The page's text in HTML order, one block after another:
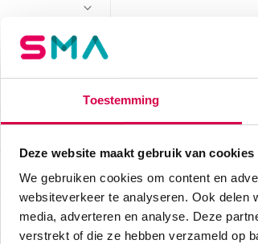
Toestemming
Deze website maakt gebruik van cookies
We gebruiken cookies om content en
websiteverkeer te analyseren. Ook delen
media, adverteren en analyse. Deze
verstrekt of die ze hebben verzameld op